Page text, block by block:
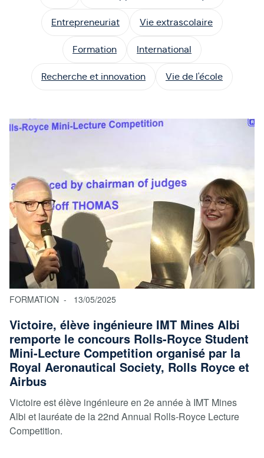
Entrepreneuriat Vie extrascolaire
Formation International
Recherche et innovation Vie de l'école
FORMATION 13/05/2025
Victoire, élève ingénieure IMT Mines Albi
remporte le concours Rolls-Royce Student
Mini-Lecture Competition organisé par la
Royal Aeronautical Society, Rolls Royce et
Airbus
Victoire est élève ingénieure en 2e année à IMT Mines
Albi et lauréate de la 22nd Annual Rolls-Royce Lecture
Competition.